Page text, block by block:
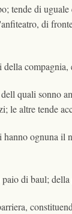
tende di
di
quali
le altre tende
ognuna
di baul; della